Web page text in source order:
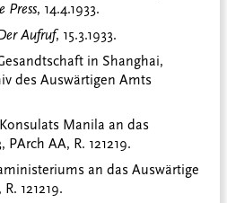
Press, 14.4.1933.
Aufruf, 15.3.1933.
in Shanghai,
des Auswärtigen Amts
Manila an das
AA, R. 121219.
an das Auswärtige
121219.